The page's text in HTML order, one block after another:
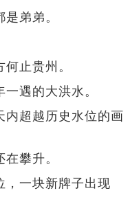
弟弟。
止贵州。
遇的大洪水。
超越历史水位的画
攀升。
一块新牌子出现